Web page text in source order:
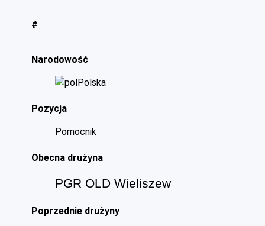
#
Narodowość
Polska
Pozycja
Pomocnik
Obecna drużyna
PGR OLD Wieliszew
Poprzednie drużyny